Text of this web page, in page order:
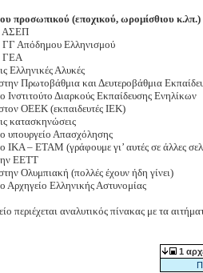
προσωπικού (εποχικού, ωρομίσθιου κ.λπ.)
ΑΣΕΠ
ΓΓ Απόδημου Ελληνισμού
ΓΕΑ
Ελληνικές Αλυκές
Πρωτοβάθμια και Δευτεροβάθμια
Ινστιτούτο Διαρκούς Εκπαίδευσης Ενηλίκων
ΟΕΕΚ (εκπαιδευτές ΙΕΚ)
κατασκηνώσεις
υπουργείο Απασχόλησης
ΙΚΑ – ΕΤΑΜ (γράφουμε γι’ αυτές σε άλλες
ΕΕΤΤ
Ολυμπιακή (πολλές έχουν ήδη γίνει)
Αρχηγείο Ελληνικής Αστυνομίας
περιέχεται αναλυτικός πίνακας με τα
1